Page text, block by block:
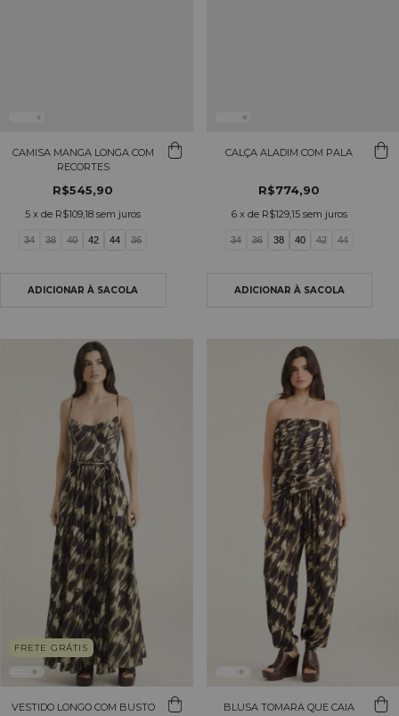
CAMISA MANGA LONGA COM
RECORTES
R$545,90
5 x de R$109,18 sem juros
34 38 40 42 44 36
CALÇA ALADIM COM PALA
R$774,90
6 x de R$129,15 sem juros
34 36 38 40 42 44
FRETE GRÁTIS
VESTIDO LONGO COM BUSTO
BLUSA TOMARA QUE CAIA